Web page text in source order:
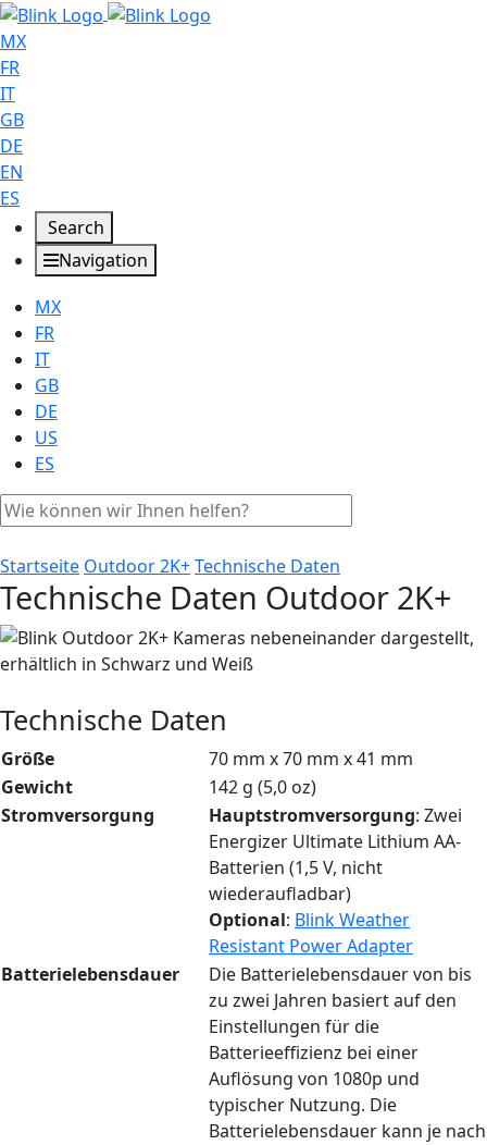
MX
FR
IT
GB
DE
EN
ES
Search
Navigation
MX
FR
IT
GB
DE
US
ES
Startseite Outdoor 2K+Technische Daten
Technische Daten Outdoor 2K+
Technische Daten
Größe
70 mm x 70 mm x 41 mm
Gewicht
142 g (5,0 oz)
Stromversorgung
Hauptstromversorgung: Zwei
Energizer Ultimate Lithium AA-
Batterien (1,5 V, nicht
wiederaufladbar)
Optional: Blink Weather
Resistant Power Adapter
Batterielebensdauer
Die Batterielebensdauer von bis
zu zwei Jahren basiert auf den
Einstellungen für die
Batterieeffizienz bei einer
Auflösung von 1080p und
typischer Nutzung. Die
Batterielebensdauer kann je nach